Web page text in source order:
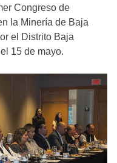
Congreso de
la Minería de Baja
el Distrito Baja
15 de mayo.